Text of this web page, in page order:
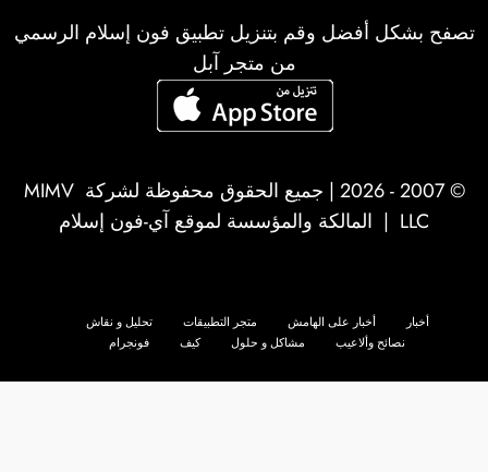
تصفح بشكل أفضل وقم بتنزيل تطبيق فون إسلام الرسمي
من متجر آبل
© 2007 - 2026 | جميع الحقوق محفوظة لشركة
MIMV
LLC | المالكة والمؤسسة لموقع آي-فون إسلام
أخبار أخبار على الهامش متجر التطبيقات
تحليل و نقاش
نصائح وألاعيب
مشاكل و حلول كيف فونجرام